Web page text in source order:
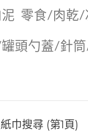
泥 零食/肉乾/
頭勺蓋/針
巾搜尋 (第1頁)